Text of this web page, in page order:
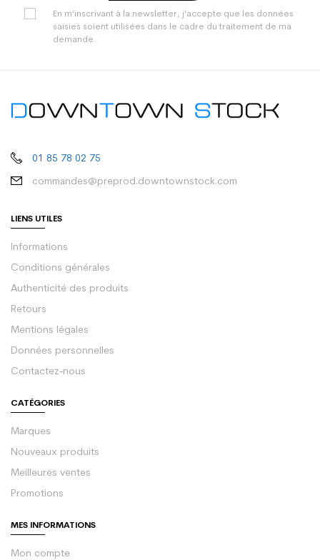
En m'inscrivant à la newsletter, j'accepte que les données
saisies soient utilisées dans le cadre du traitement de ma
demande.
01 85 78 02 75
commandes@preprod.downtownstock.com
LIENS UTILES
Informations
Conditions générales
Authenticité des produits
Retours
Mentions légales
Données personnelles
Contactez-nous
CATÉGORIES
Marques
Nouveaux produits
Meilleures ventes
Promotions
MES INFORMATIONS
Mon compte